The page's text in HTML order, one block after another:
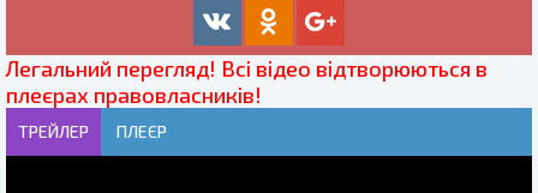
Легальний перегляд! Всі відео відтворюються в
плеєрах правовласників!
ТРЕЙЛЕР ПЛЕЄР